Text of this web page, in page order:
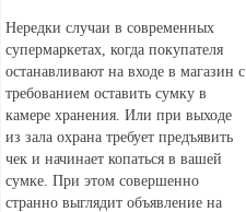
Нередки случаи в современных
супермаркетах, когда покупателя
останавливают на входе в магазин с
требованием оставить сумку в
камере хранения. Или при выходе
из зала охрана требует предъявить
чек и начинает копаться в вашей
сумке. При этом совершенно
странно выглядит объявление на